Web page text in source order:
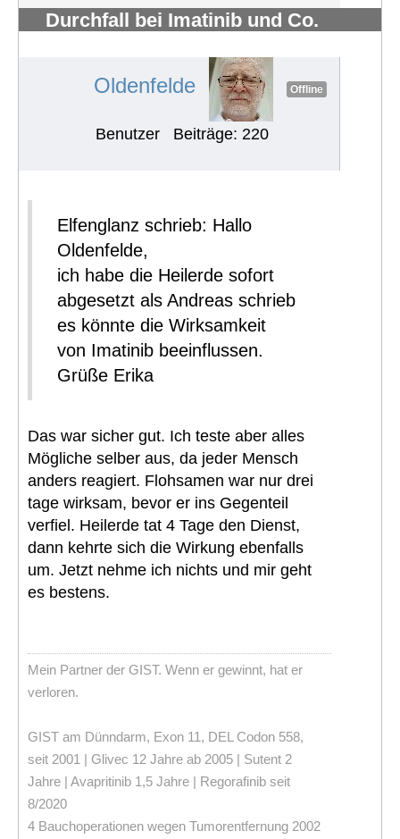
Durchfall bei Imatinib und Co.
Oldenfelde Offline
Benutzer Beiträge: 220
Elfenglanz schrieb: Hallo
Oldenfelde,
ich habe die Heilerde sofort
abgesetzt als Andreas schrieb
es könnte die Wirksamkeit
von Imatinib beeinflussen.
Grüße Erika
Das war sicher gut. Ich teste aber alles
Mögliche selber aus, da jeder Mensch
anders reagiert. Flohsamen war nur drei
tage wirksam, bevor er ins Gegenteil
verfiel. Heilerde tat 4 Tage den Dienst,
dann kehrte sich die Wirkung ebenfalls
um. Jetzt nehme ich nichts und mir geht
es bestens.
Mein Partner der GIST. Wenn er gewinnt, hat er
verloren.
GIST am Dünndarm, Exon 11, DEL Codon 558,
seit 2001 | Glivec 12 Jahre ab 2005 | Sutent 2
Jahre | Avapritinib 1,5 Jahre | Regorafinib seit
8/2020
4 Bauchoperationen wegen Tumorentfernung 2002